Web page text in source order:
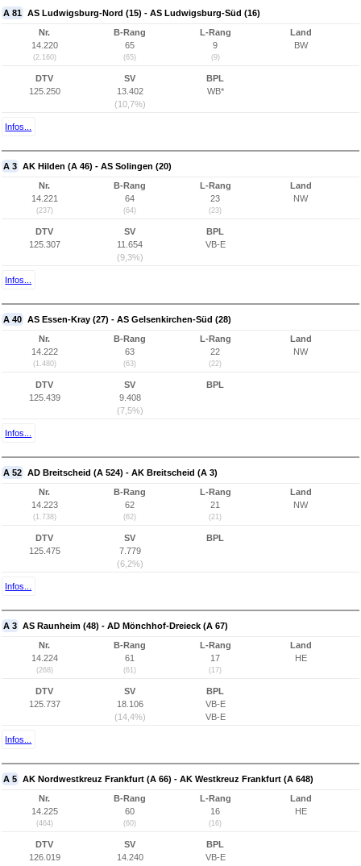
A 81 AS Ludwigsburg-Nord (15) - AS Ludwigsburg-Süd (16)
Nr.
14.220
(2.160)
B-Rang
65
(65)
L-Rang
9
(9)
Land
BW
DTV
125.250
SV
13.402
(10,7%)
BPL
WB*
Infos...
A 3 AK Hilden (A 46) - AS Solingen (20)
Nr.
14.221
(237)
B-Rang
64
(64)
L-Rang
23
(23)
Land
NW
DTV
125.307
SV
11.654
(9,3%)
BPL
VB-E
Infos...
A 40 AS Essen-Kray (27) - AS Gelsenkirchen-Süd (28)
Nr.
14.222
(1.480)
B-Rang
63
(63)
L-Rang
22
(22)
Land
NW
DTV
125.439
SV
9.408
(7,5%)
BPL
Infos...
A 52 AD Breitscheid (A 524) - AK Breitscheid (A 3)
Nr.
14.223
(1.738)
B-Rang
62
(62)
L-Rang
21
(21)
Land
NW
DTV
125.475
SV
7.779
(6,2%)
BPL
Infos...
A 3 AS Raunheim (48) - AD Mönchhof-Dreieck (A 67)
Nr.
14.224
(268)
B-Rang
61
(61)
L-Rang
17
(17)
Land
HE
DTV
125.737
SV
18.106
(14,4%)
BPL
VB-E
VB-E
Infos...
A 5 AK Nordwestkreuz Frankfurt (A 66) - AK Westkreuz Frankfurt (A 648)
Nr.
14.225
(464)
B-Rang
60
(60)
L-Rang
16
(16)
Land
HE
DTV
126.019
SV
14.240
BPL
VB-E